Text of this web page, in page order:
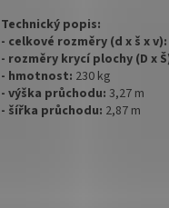
Technický popis:
- celkové rozměry (d x š x v):
- rozměry krycí plochy (D x
- hmotnost: 230 kg
- výška průchodu: 3,27 m
- šířka průchodu: 2,87 m